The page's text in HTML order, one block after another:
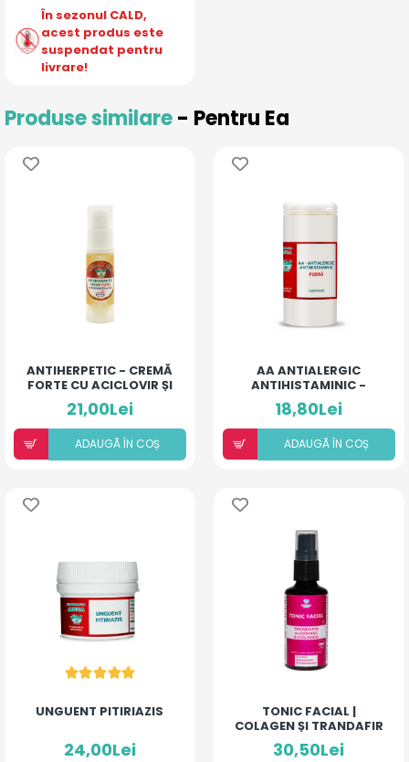
În sezonul CALD,
acest produs este
suspendat pentru
livrare!
Produse similare- Pentru Ea
ANTIHERPETIC - CREMĂ
FORTE CU ACICLOVIR ȘI
ULEIURI ESENȚIALE
21,00Lei
ADAUGÃ ÎN COȘ
AA ANTIALERGIC
ANTIHISTAMINIC -
PUDRĂ PENTRU COPII ȘI
ADULȚI
18,80Lei
ADAUGÃ ÎN COȘ
UNGUENT PITIRIAZIS
24,00Lei
TONIC FACIAL |
COLAGEN ȘI TRANDAFIR
DE DAMASC
30,50Lei